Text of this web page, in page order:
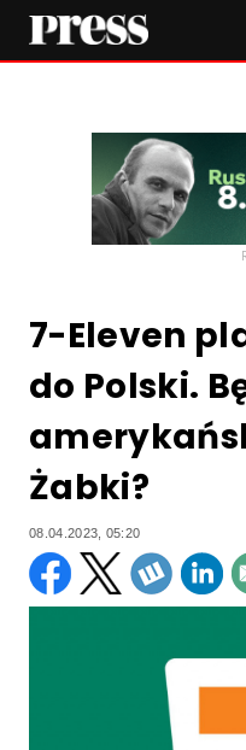
7-Eleven
do Polski.
Żabki?
08.04.2023, 05:20